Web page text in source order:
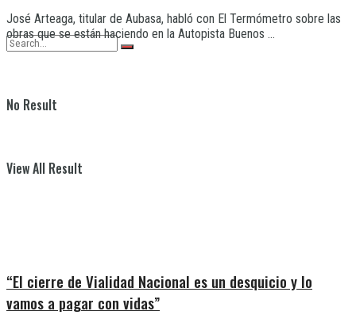
No Result
View All Result
José Arteaga, titular de Aubasa, habló con El Termómetro sobre las
obras que se están haciendo en la Autopista Buenos ...
“El cierre de Vialidad Nacional es un desquicio y lo
vamos a pagar con vidas”